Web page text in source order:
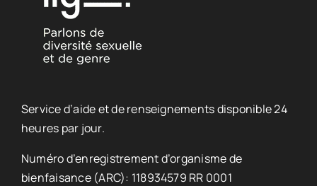
Service d’aide et de renseignements disponible 24
heures par jour.
Numéro d’enregistrement d’organisme de
bienfaisance (ARC): 118934579 RR 0001